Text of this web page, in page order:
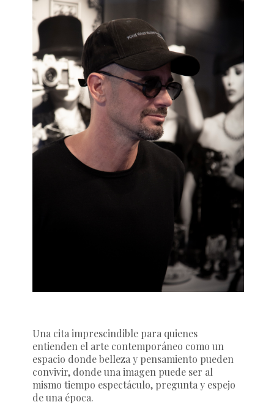
Una cita imprescindible para quienes
entienden el arte contemporáneo como un
espacio donde belleza y pensamiento pueden
convivir, donde una imagen puede ser al
mismo tiempo espectáculo, pregunta y espejo
de una época.